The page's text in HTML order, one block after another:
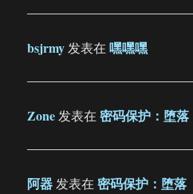
bsjrmy发表在嘿嘿嘿
Zone发表在密码保护：堕落
阿器发表在密码保护：堕落